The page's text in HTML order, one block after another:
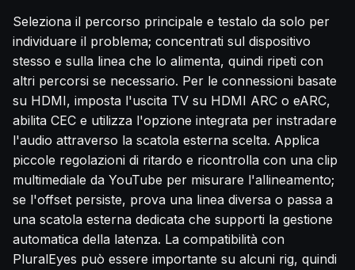
Seleziona il percorso principale e testalo da solo per
individuare il problema; concentrati sul dispositivo
stesso e sulla linea che lo alimenta, quindi ripeti con
altri percorsi se necessario. Per le connessioni basate
su HDMI, imposta l'uscita TV su HDMI ARC o eARC,
abilita CEC e utilizza l'opzione integrata per instradare
l'audio attraverso la scatola esterna scelta. Applica
piccole regolazioni di ritardo e ricontrolla con una clip
multimediale da YouTube per misurare l'allineamento;
se l'offset persiste, prova una linea diversa o passa a
una scatola esterna dedicata che supporti la gestione
automatica della latenza. La compatibilità con
PluralEyes può essere importante su alcuni rig, quindi